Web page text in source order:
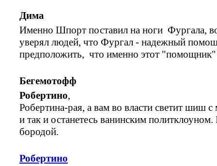
Дима
Именно Шпорт поставил на ноги Фургала,
уверял людей, что Фургал - надежный
предположить, что именно этот
Бегемотофф
Робертино,
Робертина-рая, а вам во власти светит шиш
и так и останетесь ванинским
бородой.
Робертино